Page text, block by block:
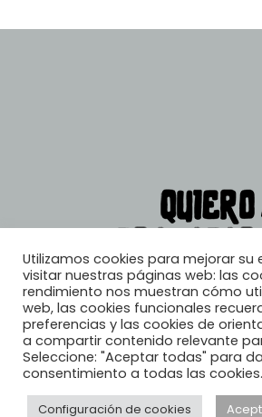
© 2026, Quiero
Utilizamos cookies para mejorar su
visitar nuestras páginas web: las
rendimiento nos muestran cómo
web, las cookies funcionales
preferencias y las cookies de
a compartir contenido relevante
Seleccione: "Aceptar todas" para
consentimiento a todas las cookies.
Configuración de cookies